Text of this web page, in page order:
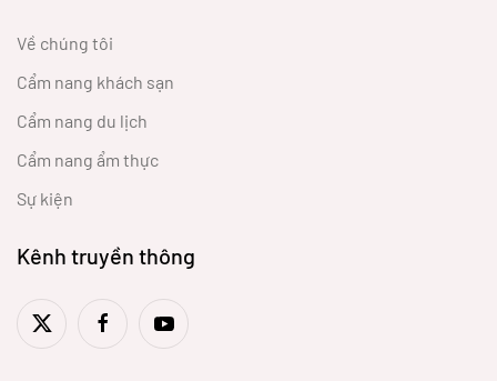
Về chúng tôi
Cẩm nang khách sạn
Cẩm nang du lịch
Cẩm nang ẩm thực
Sự kiện
Kênh truyền thông